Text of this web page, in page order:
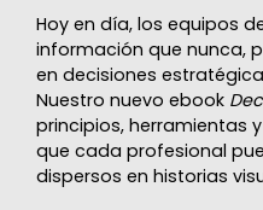
Hoy en día, los equipos
información que nunca,
en decisiones
Nuestro nuevo ebook
principios, herramientas
que cada profesional
dispersos en historias